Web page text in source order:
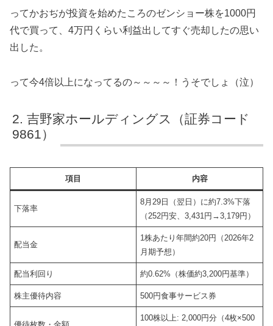
ってかおぢが投資を始めたころのゼンショー株を1000円
代で買って、4万円くらい利益出してすぐ売却したの思い
出した。
って今4倍以上になってるの～～～～！うそでしょ（泣）
吉野家ホールディングス（証券コード
9861）
項目 内容
下落率
8月29日（翌日）に約7.3%下落
（252円安、3,431円→3,179円）
配当金
1株あたり年間約20円（2026年2
月期予想）
配当利回り 約0.62%（株価約3,200円基準）
株主優待内容 500円食事サービス券
100株以上: 2,000円分（4枚×500